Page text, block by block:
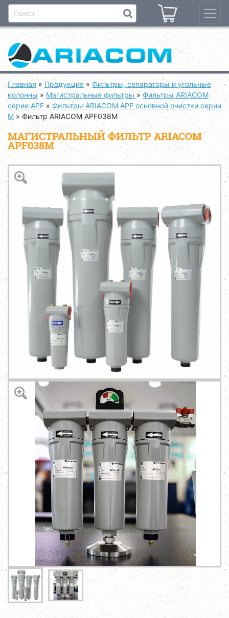
Главная » Продукция » Фильтры, сепараторы и угольные
колонны » Магистральные фильтры » Фильтры ARIACOM
серии APF » Фильтры ARIACOM APF основной очистки серии
M » Фильтр ARIACOM APF038M
МАГИСТРАЛЬНЫЙ ФИЛЬТР ARIACOM
APF038M